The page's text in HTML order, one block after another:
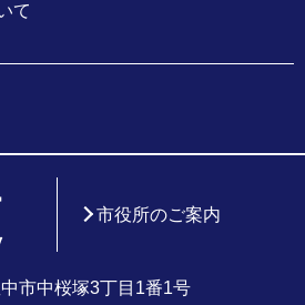
て
市中桜塚3丁目1番1号
市役所のご案内